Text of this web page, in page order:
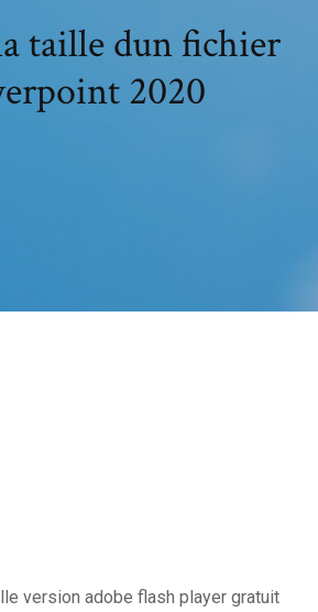
taille dun fichier
2020
version adobe flash player gratuit